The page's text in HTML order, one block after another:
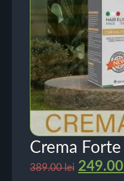
Crema Forte
389.00lei 249.00